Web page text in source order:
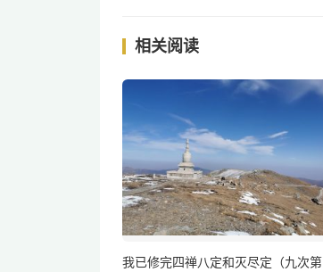
相关阅读
我已修完四禅八定和灭尽定（九次第